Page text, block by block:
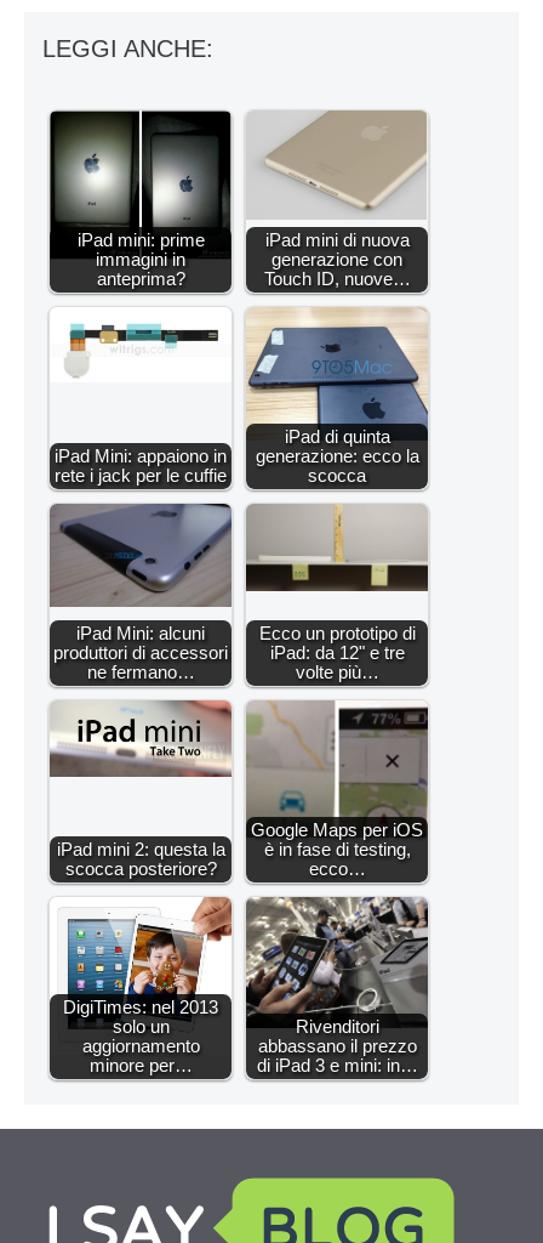
LEGGI ANCHE:
iPad mini: prime
immagini in
anteprima?
iPad mini di nuova
generazione con
Touch ID, nuove…
iPad Mini: appaiono in
rete i jack per le cuffie
iPad di quinta
generazione: ecco la
scocca
iPad Mini: alcuni
produttori di accessori
ne fermano…
Ecco un prototipo di
iPad: da 12" e tre
volte più…
iPad mini 2: questa la
scocca posteriore?
Google Maps per iOS
è in fase di testing,
ecco…
DigiTimes: nel 2013
solo un
aggiornamento
minore per…
Rivenditori
abbassano il prezzo
di iPad 3 e mini: in…